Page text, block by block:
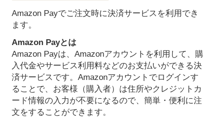
Amazon Payでご注文時に決済サービスを利用でき
ます。
Amazon Payとは
Amazon Payは、Amazonアカウントを利用して、購
入代金やサービス利用料などのお支払いができる決
済サービスです。Amazonアカウントでログインす
ることで、お客様（購入者）は住所やクレジットカ
ード情報の入力が不要になるので、簡単・便利に注
文をすることができます。